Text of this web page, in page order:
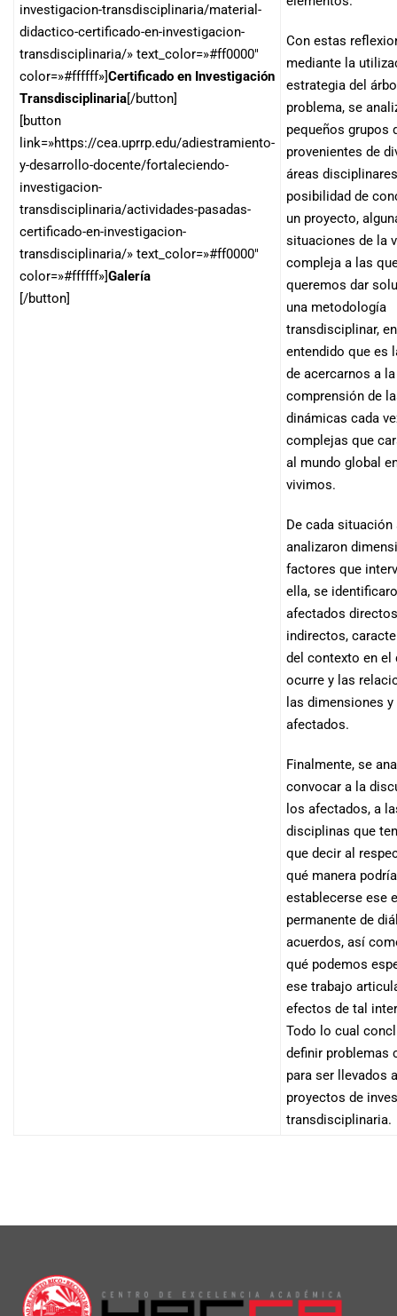
investigacion-transdisciplinaria/material-
didactico-certificado-en-investigacion-
transdisciplinaria/» text_color=»#ff0000″
color=»#ffffff»]Certificado en Investigación
Transdisciplinaria[/button]
[button
link=»https://cea.uprrp.edu/adiestramiento-
y-desarrollo-docente/fortaleciendo-
investigacion-
transdisciplinaria/actividades-pasadas-
certificado-en-investigacion-
transdisciplinaria/» text_color=»#ff0000″
color=»#ffffff»]Galería
[/button]
Con estas
mediante la
estrategia del
problema, se
pequeños grupos
provenientes de
áreas
posibilidad de
un proyecto,
situaciones de la
compleja a las
queremos dar
una metodología
transdisciplinar,
entendido que es
de acercarnos a la
comprensión de
dinámicas cada
complejas que
al mundo global
vivimos.
De cada situación
analizaron
factores que
ella, se
afectados
indirectos,
del contexto en el
ocurre y las
las dimensiones
afectados.
Finalmente, se
convocar a la
los afectados, a
disciplinas que
que decir al
qué manera
establecerse ese
permanente de
acuerdos, así
qué podemos
ese trabajo
efectos de tal
Todo lo cual
definir problemas
para ser llevados
proyectos de
transdisciplinaria.